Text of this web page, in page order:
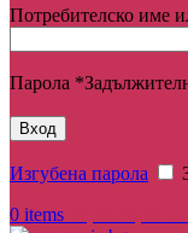
Потребителско име
Парола *
Вход
Изгубена парола
0 items